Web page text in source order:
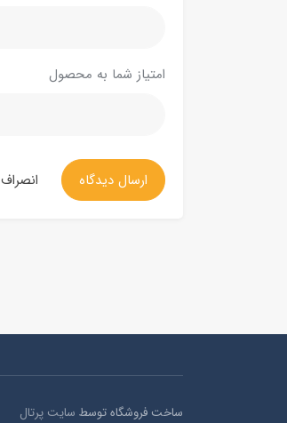
امتیاز شما به محصول
ارسال دیدگاه انصراف
ساخت فروشگاه توسط سایت پرتال